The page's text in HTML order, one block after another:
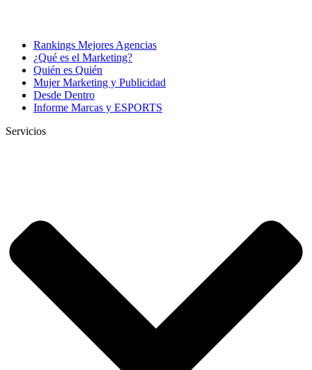
Rankings Mejores Agencias
¿Qué es el Marketing?
Quién es Quién
Mujer Marketing y Publicidad
Desde Dentro
Informe Marcas y ESPORTS
Servicios